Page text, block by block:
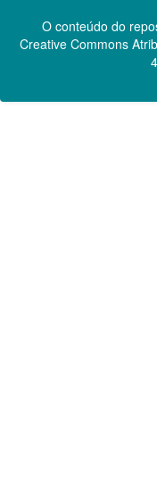
O conteúdo do
Creative Commons